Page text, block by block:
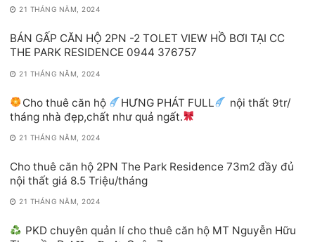
21 THÁNG NĂM, 2024
BÁN GẤP CĂN HỘ 2PN -2 TOLET VIEW HỒ BƠI TẠI CC
THE PARK RESIDENCE 0944 376757
21 THÁNG NĂM, 2024
Cho thuê căn hộ HƯNG PHÁT FULL
nội thất 9tr/
tháng nhà đẹp,chất như quả ngất.
21 THÁNG NĂM, 2024
Cho thuê căn hộ 2PN The Park Residence 73m2 đầy đủ
nội thất giá 8.5 Triệu/tháng
21 THÁNG NĂM, 2024
PKD chuyên quản lí cho thuê căn hộ MT Nguyễn Hữu